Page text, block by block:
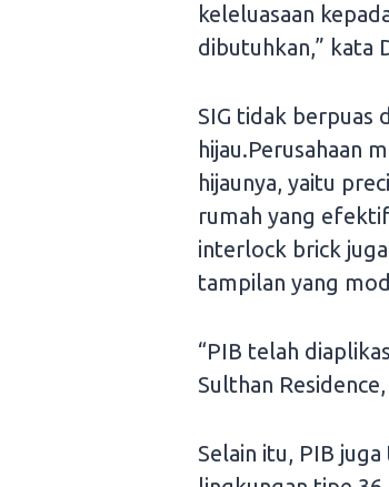
keleluasaan
dibutuhkan,” kata
SIG tidak berpuas
hijau.Perusahaan
hijaunya, yaitu
rumah yang
interlock brick
tampilan yang
“PIB telah
Sulthan
Selain itu, PIB